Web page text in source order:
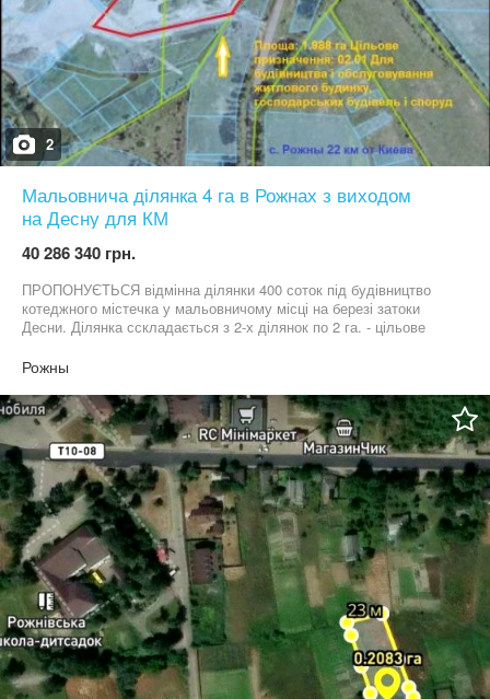
2
Мальовнича ділянка 4 га в Рожнах з виходом
на Десну для КМ
40 286 340 грн.
ПРОПОНУЄТЬСЯ відмінна ділянки 400 соток під будівництво
котеджного містечка у мальовничому місці на березі затоки
Десни. Ділянка сскладається з 2-х ділянок по 2 га. - цільове
будинку» - Адреса: Київська обл. Броварський р-н, с. Рожни, -
штучне озеро, яке можна гарно вписати в ланшафт. - з ділянки
відкривається мальовничий краєвид на безкрайні поля та ліси. -
зліва база відпочинку з рестораном, спорт майданчиками "
Авантюрист". -зправа КМ Prydesennya Eco Village.
-асфальтована дорога веде прямо до ділянки, по трассі до
Києва 22 км, 20 хв. Без комісії для покупця!
Рожны